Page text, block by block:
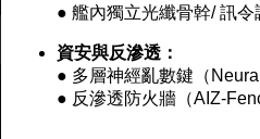
● 艦內獨立光纖骨幹/ 訊令
資安與反滲透：
● 多層神經亂數鍵（
● 反滲透防火牆（AIZ-